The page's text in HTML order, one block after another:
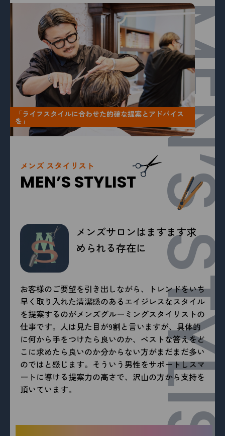
「ライフスタイルに合わせた的確な提案とアドバイス
を」
メンズ スタイリスト
MEN’S STYLIST
メンズサロンはますます求
められる存在に
お客様のご要望を引き出しながら、トレンドをいち
早く取り入れた清潔感のあるエイジレスなスタイル
を提案するのがメンズグルーミングスタイリストの
仕事です。人は見た目が9割と言いますが、具体的
に何から手をつけたら良いのか、ベストな答えをど
こに求めたら良いのか分からない方がまだまだ多い
のではと感じます。そういう男性をサポートしスマ
ートに導ける提案力の高さで、沢山の方から支持を
頂いています。